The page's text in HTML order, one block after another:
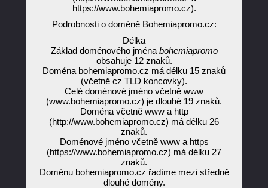
https://www.bohemiapromo.cz).
Podrobnosti o doméně Bohemiapromo.cz:
Délka
Základ doménového jména bohemiapromo
obsahuje 12 znaků.
Doména bohemiapromo.cz má délku 15 znaků
(včetně cz TLD koncovky).
Celé doménové jméno včetně www
(www.bohemiapromo.cz) je dlouhé 19 znaků.
Doména včetně www a http
(http://www.bohemiapromo.cz) má délku 26
znaků.
Doménové jméno včetně www a https
(https://www.bohemiapromo.cz) má délku 27
znaků.
Doménu bohemiapromo.cz řadíme mezi středně
dlouhé domény.